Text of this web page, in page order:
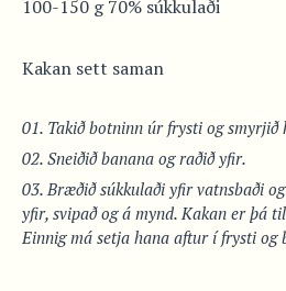
100-150 g 70% súkkulaði
Kakan sett saman
Takið botninn úr frysti og smyrjið
Sneiðið banana og raðið yfir.
Bræðið súkkulaði yfir vatnsbaði
yfir, svipað og á mynd. Kakan er þá
Einnig má setja hana aftur í frysti og